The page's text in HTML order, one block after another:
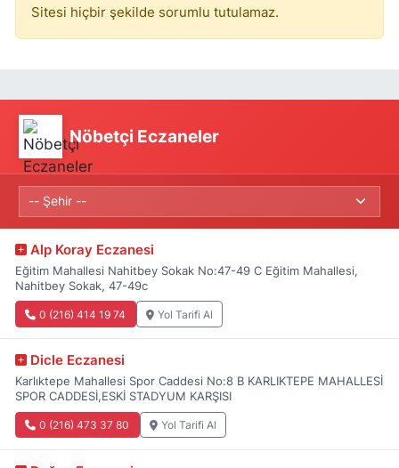
Sitesi hiçbir şekilde sorumlu tutulamaz.
Nöbetçi Eczaneler
Alp Koray Eczanesi
Eğitim Mahallesi Nahitbey Sokak No:47-49 C Eğitim Mahallesi,
Nahitbey Sokak, 47-49c
0 (216) 414 19 74 Yol Tarifi Al
Dicle Eczanesi
Karlıktepe Mahallesi Spor Caddesi No:8 B KARLIKTEPE MAHALLESİ
SPOR CADDESİ,ESKİ STADYUM KARŞISI
0 (216) 473 37 80 Yol Tarifi Al